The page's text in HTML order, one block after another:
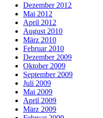
Dezember 2012
Mai 2012
April 2012
August 2010
März 2010
Februar 2010
Dezember 2009
Oktober 2009
September 2009
Juli 2009
Mai 2009
April 2009
März 2009